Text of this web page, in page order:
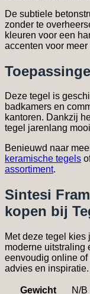
De subtiele
zonder te
kleuren voor een
accenten voor
Deze tegel is
badkamers en
kantoren. Dankzij
tegel jarenlang
Benieuwd naar
keramische tegels
assortiment.
Sintesi
kopen bij
Met deze tegel kies
moderne uitstraling
eenvoudig online
advies en inspiratie.
Gewicht N/B